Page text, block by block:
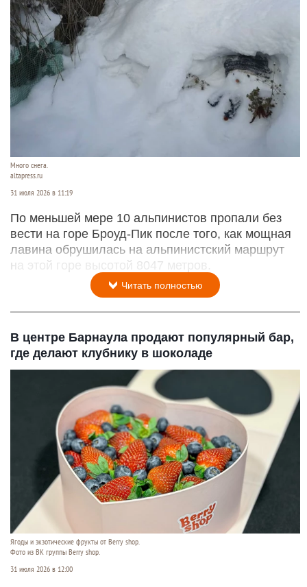
Много снега.
altapress.ru
31 июля 2026 в 11:19
По меньшей мере 10 альпинистов пропали без
вести на горе Броуд-Пик после того, как мощная
лавина обрушилась на альпинистский маршрут
на этой горе высотой 8047 метров.
Читать полностью
В центре Барнаула продают популярный бар,
где делают клубнику в шоколаде
Ягоды и экзотические фрукты от Berry shop.
Фото из ВК группы Berry shop.
31 июля 2026 в 12:00